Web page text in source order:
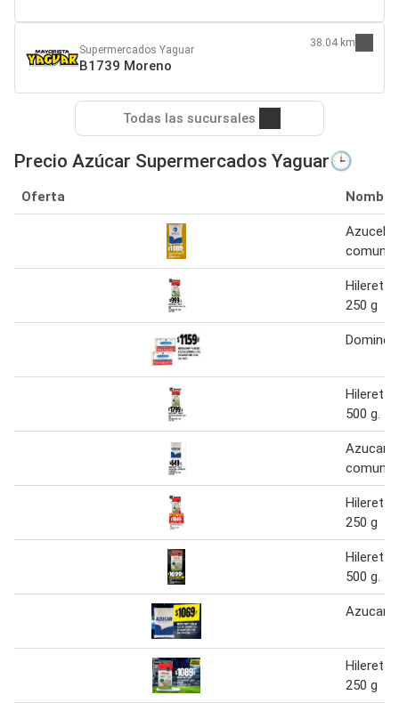
Supermercados Yaguar
B1739 Moreno
38.04 km
Todas las sucursales
Precio Azúcar Supermercados Yaguar🕒
Oferta Nombre
Azucel
comun
Hileret
250 g
Domino
Hileret
500 g.
Azucar
comun
Hileret
250 g
Hileret
500 g.
Azucar
Hileret
250 g